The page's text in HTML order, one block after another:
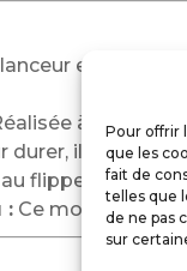
Pour offrir
que les
fait de
telles que
de ne pas
sur
est
à la main
durer, il résiste
flipper
:Ce modèle